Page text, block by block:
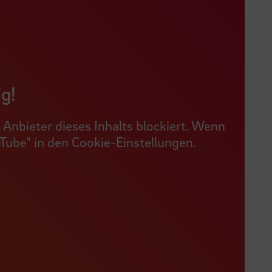
dieses Inhalts blockiert. Wenn
in den Cookie-Einstellungen.